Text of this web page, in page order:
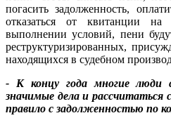
погасить задолженность,
отказаться от квитанции
выполнении условий, пени
реструктуризированных,
находящихся в судебном
- К концу года многие люди
значимые дела и рассчитаться
правило с задолженностью по